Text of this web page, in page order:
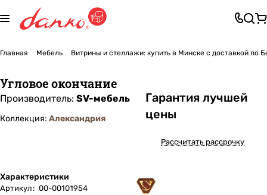
Главная Мебель Витрины и стеллажи: купить в Минске с доставкой по
Угловое окончание
Производитель: SV-мебель
Коллекция: Александрия
Характеристики
Артикул: 00-00101954
Гарантия лучшей
цены
Рассчитать рассрочку